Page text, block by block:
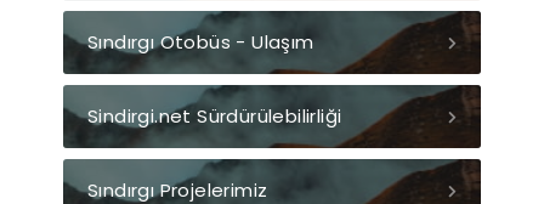
Sındırgı Otobüs - Ulaşım
Sindirgi.net Sürdürülebilirliği
Sındırgı Projelerimiz